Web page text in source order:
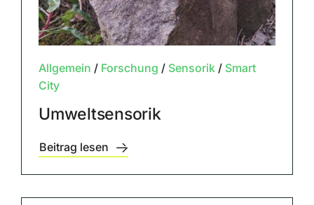
Allgemein / Forschung / Sensorik/ Smart
City
Umweltsensorik
Beitrag lesen